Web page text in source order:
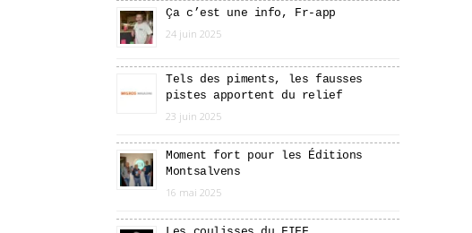
Ça c’est une info, Fr-app
24 juin 2025
Tels des piments, les fausses
pistes apportent du relief
23 juin 2025
Moment fort pour les Éditions
Montsalvens
16 mai 2025